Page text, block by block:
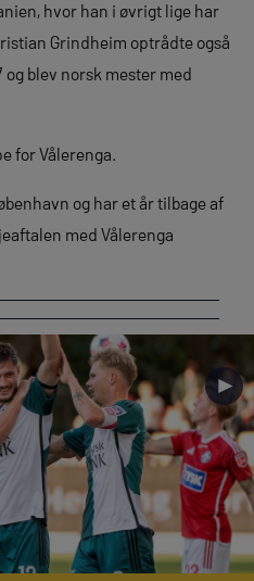
hvor han i øvrigt lige har
Grindheim optrådte også
blev norsk mester med
for Vålerenga.
og har et år tilbage af
med Vålerenga
►